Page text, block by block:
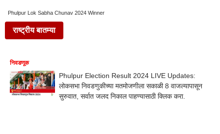
Phulpur Lok Sabha Chunav 2024 Winner
राष्ट्रीय बातम्या
निवडणूक
Phulpur Election Result 2024 LIVE Updates:
लोकसभा निवडणुकीच्या मतमोजणीला सकाळी 8 वाजल्यापासून
सुरुवात, सर्वात जलद निकाल पाहण्यासाठी क्लिक करा.